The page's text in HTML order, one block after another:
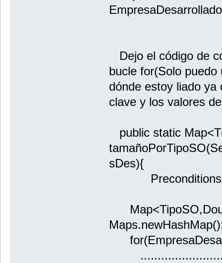
Dejo el código de
bucle for(Solo
dónde estoy liado ya
clave y los valores
public static
sDes){